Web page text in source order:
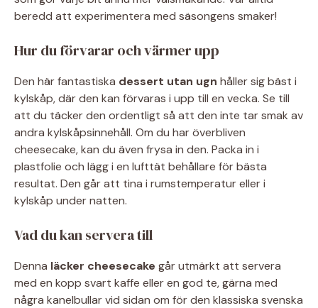
beredd att experimentera med säsongens smaker!
Hur du förvarar och värmer upp
Den här fantastiska dessert utan ugn håller sig bäst i
kylskåp, där den kan förvaras i upp till en vecka. Se till
att du täcker den ordentligt så att den inte tar smak av
andra kylskåpsinnehåll. Om du har överbliven
cheesecake, kan du även frysa in den. Packa in i
plastfolie och lägg i en lufttät behållare för bästa
resultat. Den går att tina i rumstemperatur eller i
kylskåp under natten.
Vad du kan servera till
Denna läcker cheesecake går utmärkt att servera
med en kopp svart kaffe eller en god te, gärna med
några kanelbullar vid sidan om för den klassiska svenska